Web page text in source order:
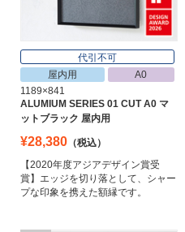
代引不可
屋内用
A0
1189×841
ALUMIUM SERIES 01 CUT A0 マ
ットブラック 屋内用
¥28,380 （税込）
【2020年度アジアデザイン賞受
賞】エッジを切り落として、シャー
プな印象を携えた額縁です。